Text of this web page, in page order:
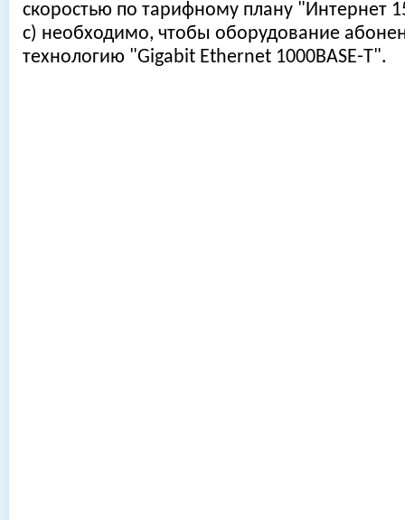
скоростью по тарифному плану
с) необходимо, чтобы оборудование
технологию "Gigabit Ethernet 1000BASE-T".